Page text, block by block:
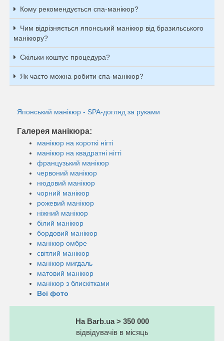
Кому рекомендується спа-манікюр?
Чим відрізняється японський манікюр від бразильського
манікюру?
Скільки коштує процедура?
Як часто можна робити спа-манікюр?
Японський манікюр - SPA-догляд за руками
Галерея манікюра:
манікюр на короткі нігті
манікюр на квадратні нігті
французький манікюр
червоний манікюр
нюдовий манікюр
чорний манікюр
рожевий манікюр
ніжний манікюр
білий манікюр
бордовий манікюр
манікюр омбре
світлий манікюр
манікюр мигдаль
матовий манікюр
манікюр з блискітками
Всі фото
На Barb.ua > 350 000
відвідувачів в місяць